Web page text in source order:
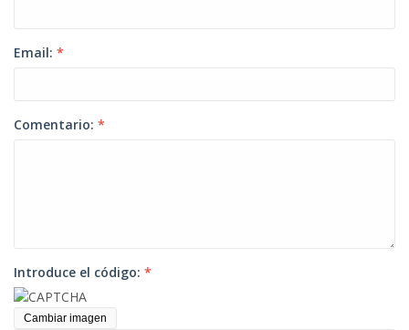
Email: *
Comentario: *
Introduce el código: *
Cambiar imagen